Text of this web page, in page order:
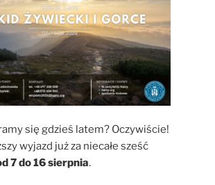
się gdzieś latem? Oczywiście!
wyjazd już za niecałe sześć
7 do 16 sierpnia.